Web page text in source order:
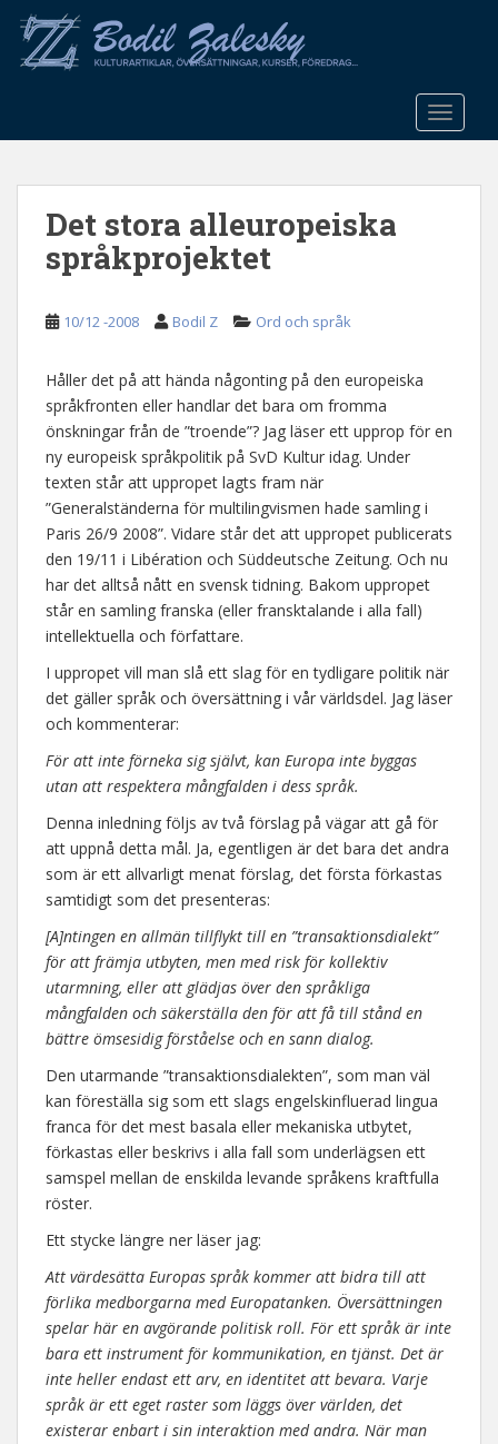
o
Det stora alleuropeiska
språkprojektet
10/12 -2008 Bodil Z Ord och språk
Håller det på att hända någonting på den europeiska
språkfronten eller handlar det bara om fromma
önskningar från de ”troende”? Jag läser ett upprop för en
ny europeisk språkpolitik på SvD Kultur idag. Under
texten står att uppropet lagts fram när
”Generalständerna för multilingvismen hade samling i
Paris 26/9 2008”. Vidare står det att uppropet publicerats
den 19/11 i Libération och Süddeutsche Zeitung. Och nu
har det alltså nått en svensk tidning. Bakom uppropet
står en samling franska (eller fransktalande i alla fall)
intellektuella och författare.
I uppropet vill man slå ett slag för en tydligare politik när
det gäller språk och översättning i vår världsdel. Jag läser
och kommenterar:
För att inte förneka sig självt, kan Europa inte byggas
utan att respektera mångfalden i dess språk.
Denna inledning följs av två förslag på vägar att gå för
att uppnå detta mål. Ja, egentligen är det bara det andra
som är ett allvarligt menat förslag, det första förkastas
samtidigt som det presenteras:
[A]ntingen en allmän tillflykt till en ”transaktionsdialekt”
för att främja utbyten, men med risk för kollektiv
utarmning, eller att glädjas över den språkliga
mångfalden och säkerställa den för att få till stånd en
bättre ömsesidig förståelse och en sann dialog.
Den utarmande ”transaktionsdialekten”, som man väl
kan föreställa sig som ett slags engelskinfluerad lingua
franca för det mest basala eller mekaniska utbytet,
förkastas eller beskrivs i alla fall som underlägsen ett
samspel mellan de enskilda levande språkens kraftfulla
röster.
Ett stycke längre ner läser jag:
Att värdesätta Europas språk kommer att bidra till att
förlika medborgarna med Europatanken. Översättningen
spelar här en avgörande politisk roll. För ett språk är inte
bara ett instrument för kommunikation, en tjänst. Det är
inte heller endast ett arv, en identitet att bevara. Varje
språk är ett eget raster som läggs över världen, det
existerar enbart i sin interaktion med andra. När man